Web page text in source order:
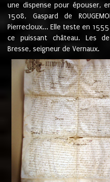
une dispense pour épouser,
1508, Gaspard de
Pierrecloux... Elle teste en
ce puissant château. Les de
Bresse, seigneur de Vernaux.